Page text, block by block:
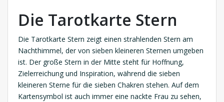
Die Tarotkarte Stern
Die Tarotkarte Stern zeigt einen strahlenden Stern am
Nachthimmel, der von sieben kleineren Sternen umgeben
ist. Der große Stern in der Mitte steht für Hoffnung,
Zielerreichung und Inspiration, während die sieben
kleineren Sterne für die sieben Chakren stehen. Auf dem
Kartensymbol ist auch immer eine nackte Frau zu sehen,